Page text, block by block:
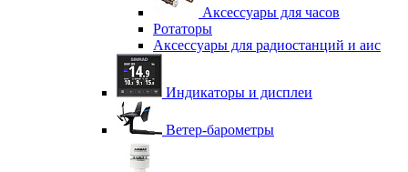
Аксессуары для часов
Ротаторы
Аксессуары для радиостанций и аис
Индикаторы и дисплеи
Ветер-барометры